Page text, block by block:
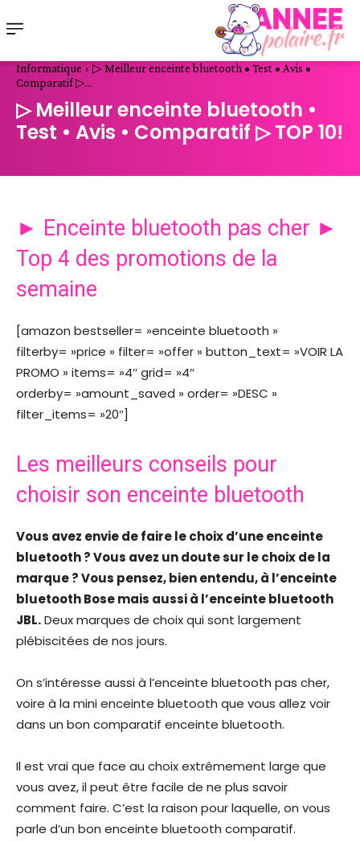
Informatique
▷ Meilleur enceinte bluetooth • Test • Avis •
Comparatif ▷...
▷ Meilleur enceinte bluetooth •
Test • Avis • Comparatif ▷ TOP 10!
► Enceinte bluetooth pas cher ►
Top 4 des promotions de la
semaine
[amazon bestseller= »enceinte bluetooth »
filterby= »price » filter= »offer » button_text= »VOIR LA
PROMO » items= »4″ grid= »4″
orderby= »amount_saved » order= »DESC »
filter_items= »20″]
Les meilleurs conseils pour
choisir son enceinte bluetooth
Vous avez envie de faire le choix d’une enceinte
bluetooth ? Vous avez un doute sur le choix de la
marque ? Vous pensez, bien entendu, à l’enceinte
bluetooth Bose mais aussi à l’enceinte bluetooth
JBL.Deux marques de choix qui sont largement
plébiscitées de nos jours.
On s’intéresse aussi à l’enceinte bluetooth pas cher,
voire à la mini enceinte bluetooth que vous allez voir
dans un bon comparatif enceinte bluetooth.
Il est vrai que face au choix extrêmement large que
vous avez, il peut être facile de ne plus savoir
comment faire. C’est la raison pour laquelle, on vous
parle d’un bon enceinte bluetooth comparatif.